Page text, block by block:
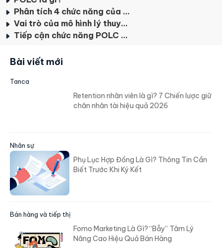
Phân tích 4 chức năng của khung lý thuyết POLC
Vai trò của mô hình lý thuyết POLC trong doanh nghiệp
Tiếp cận chức năng POLC qua các ví dụ minh họa
Bài viết mới
Tanca
Retention nhân viên là gì? 7 Chiến lược giữ
chân nhân tài hiệu quả 2026
Nhân sự
Phụ Lục Hợp Đồng Là Gì? Thông Tin Cần
Biết Trước Khi Ký Kết
Bán hàng và tiếp thị
Fomo Marketing Là Gì? “Bẫy” Tâm Lý
Nâng Cao Hiệu Quả Bán Hàng